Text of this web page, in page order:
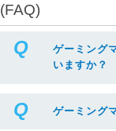
(FAQ)
ゲーミング
いますか？
ゲーミング